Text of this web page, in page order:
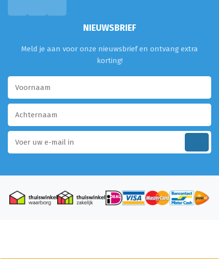
NIEUWSBRIEF
Meld je aan voor onze nieuwsbrief en ontvang extra
korting!